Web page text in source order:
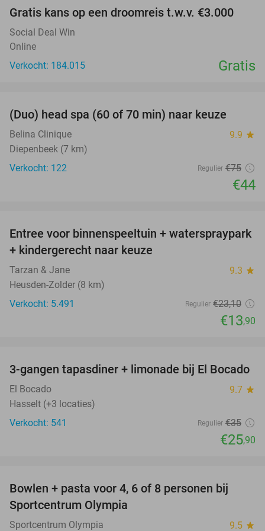
Gratis kans op een droomreis t.w.v. €3.000
Social Deal Win
Online
Verkocht: 184.015
Gratis
(Duo) head spa (60 of 70 min) naar keuze
Belina Clinique 9.9 star
Diepenbeek (7 km)
Verkocht: 122
Regulier €75
€44
40%
Entree voor binnenspeeltuin + waterspraypark
+ kindergerecht naar keuze
Tarzan & Jane 9.3 star
Heusden-Zolder (8 km)
Verkocht: 5.491
Regulier €23,10
€13,90
26%
3-gangen tapasdiner + limonade bij El Bocado
El Bocado 9.7 star
Hasselt (+3 locaties)
Verkocht: 541
Regulier €35
€25,90
Bowlen + pasta voor 4, 6 of 8 personen bij
Sportcentrum Olympia
Sportcentrum Olympia 9.5 star